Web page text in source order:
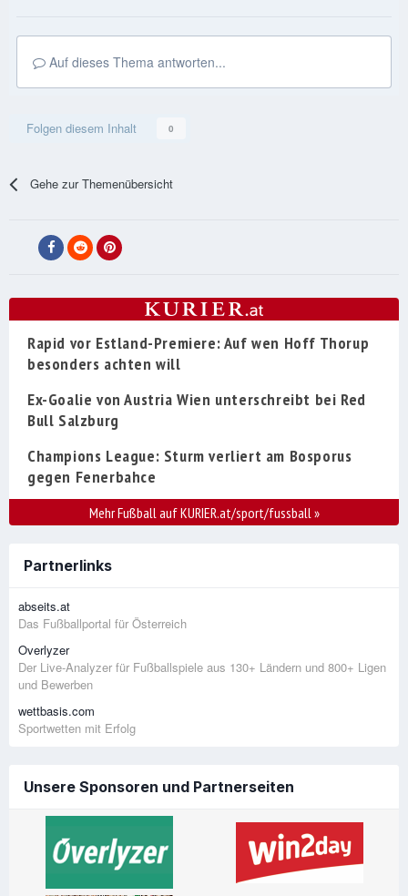
Auf dieses Thema antworten...
Folgen diesem Inhalt 0
Gehe zur Themenübersicht
Rapid vor Estland-Premiere: Auf wen Hoff Thorup
besonders achten will
Ex-Goalie von Austria Wien unterschreibt bei Red
Bull Salzburg
Champions League: Sturm verliert am Bosporus
gegen Fenerbahce
Mehr Fußball auf KURIER.at/sport/fussball»
Partnerlinks
abseits.at
Das Fußballportal für Österreich
Overlyzer
Der Live-Analyzer für Fußballspiele aus 130+ Ländern und 800+ Ligen
und Bewerben
wettbasis.com
Sportwetten mit Erfolg
Unsere Sponsoren und Partnerseiten